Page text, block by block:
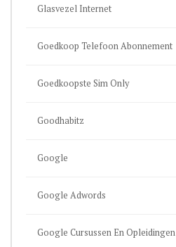
Glasvezel Internet
Goedkoop Telefoon Abonnement
Goedkoopste Sim Only
Goodhabitz
Google
Google Adwords
Google Cursussen En Opleidingen